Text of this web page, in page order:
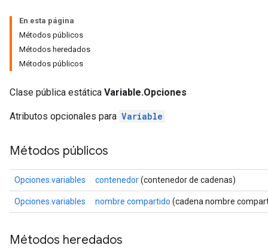
En esta página
Métodos públicos
Métodos heredados
Métodos públicos
Clase pública estática Variable.Opciones
Atributos opcionales para Variable
Métodos públicos
Opciones.variables contenedor(contenedor de cadenas)
Opciones.variables nombre compartido (cadena nombre
Métodos heredados